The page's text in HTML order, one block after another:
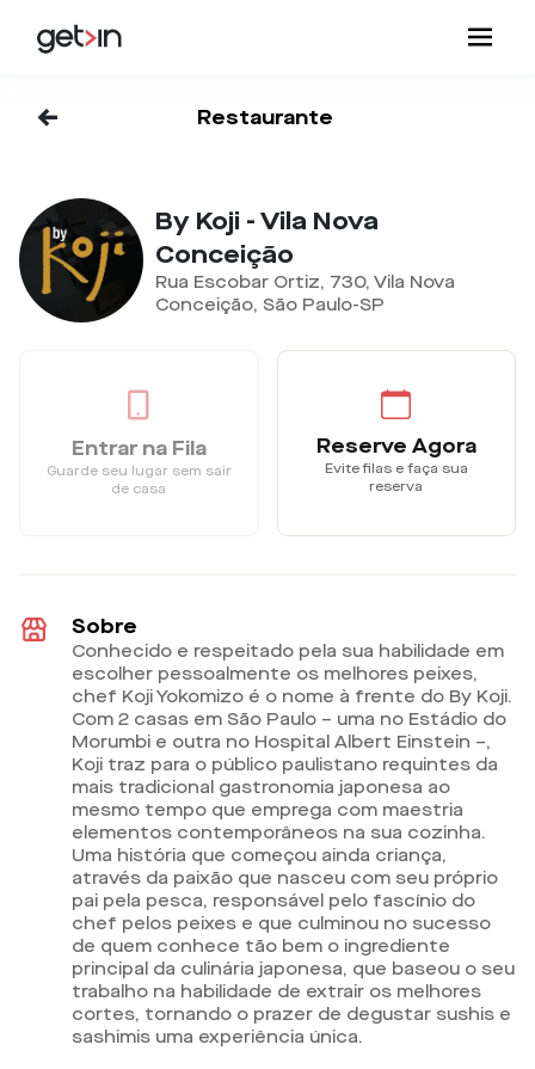
<- Restaurante
By Koji - Vila Nova
Conceição
Rua Escobar Ortiz, 730, Vila Nova
Conceição, São Paulo-SP
Entrar na Fila
Guarde seu lugar sem sair
de casa
Reserve Agora
Evite filas e faça sua
reserva
Sobre
Conhecido e respeitado pela sua habilidade em
escolher pessoalmente os melhores peixes,
chef Koji Yokomizo é o nome à frente do By Koji.
Com 2 casas em São Paulo – uma no Estádio do
Morumbi e outra no Hospital Albert Einstein –,
Koji traz para o público paulistano requintes da
mais tradicional gastronomia japonesa ao
mesmo tempo que emprega com maestria
elementos contemporâneos na sua cozinha.
Uma história que começou ainda criança,
através da paixão que nasceu com seu próprio
pai pela pesca, responsável pelo fascínio do
chef pelos peixes e que culminou no sucesso
de quem conhece tão bem o ingrediente
principal da culinária japonesa, que baseou o seu
trabalho na habilidade de extrair os melhores
cortes, tornando o prazer de degustar sushis e
sashimis uma experiência única.